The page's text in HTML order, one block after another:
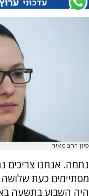
סיון רהב מאיר
נחמה. אנחנו צריכים
מסתיימים כעת
היה השבוע בתשעה